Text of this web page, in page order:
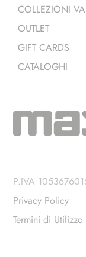
COLLEZIONI
OUTLET
GIFT CARDS
CATALOGHI
P.IVA
Privacy Policy
Termini di Utilizzo